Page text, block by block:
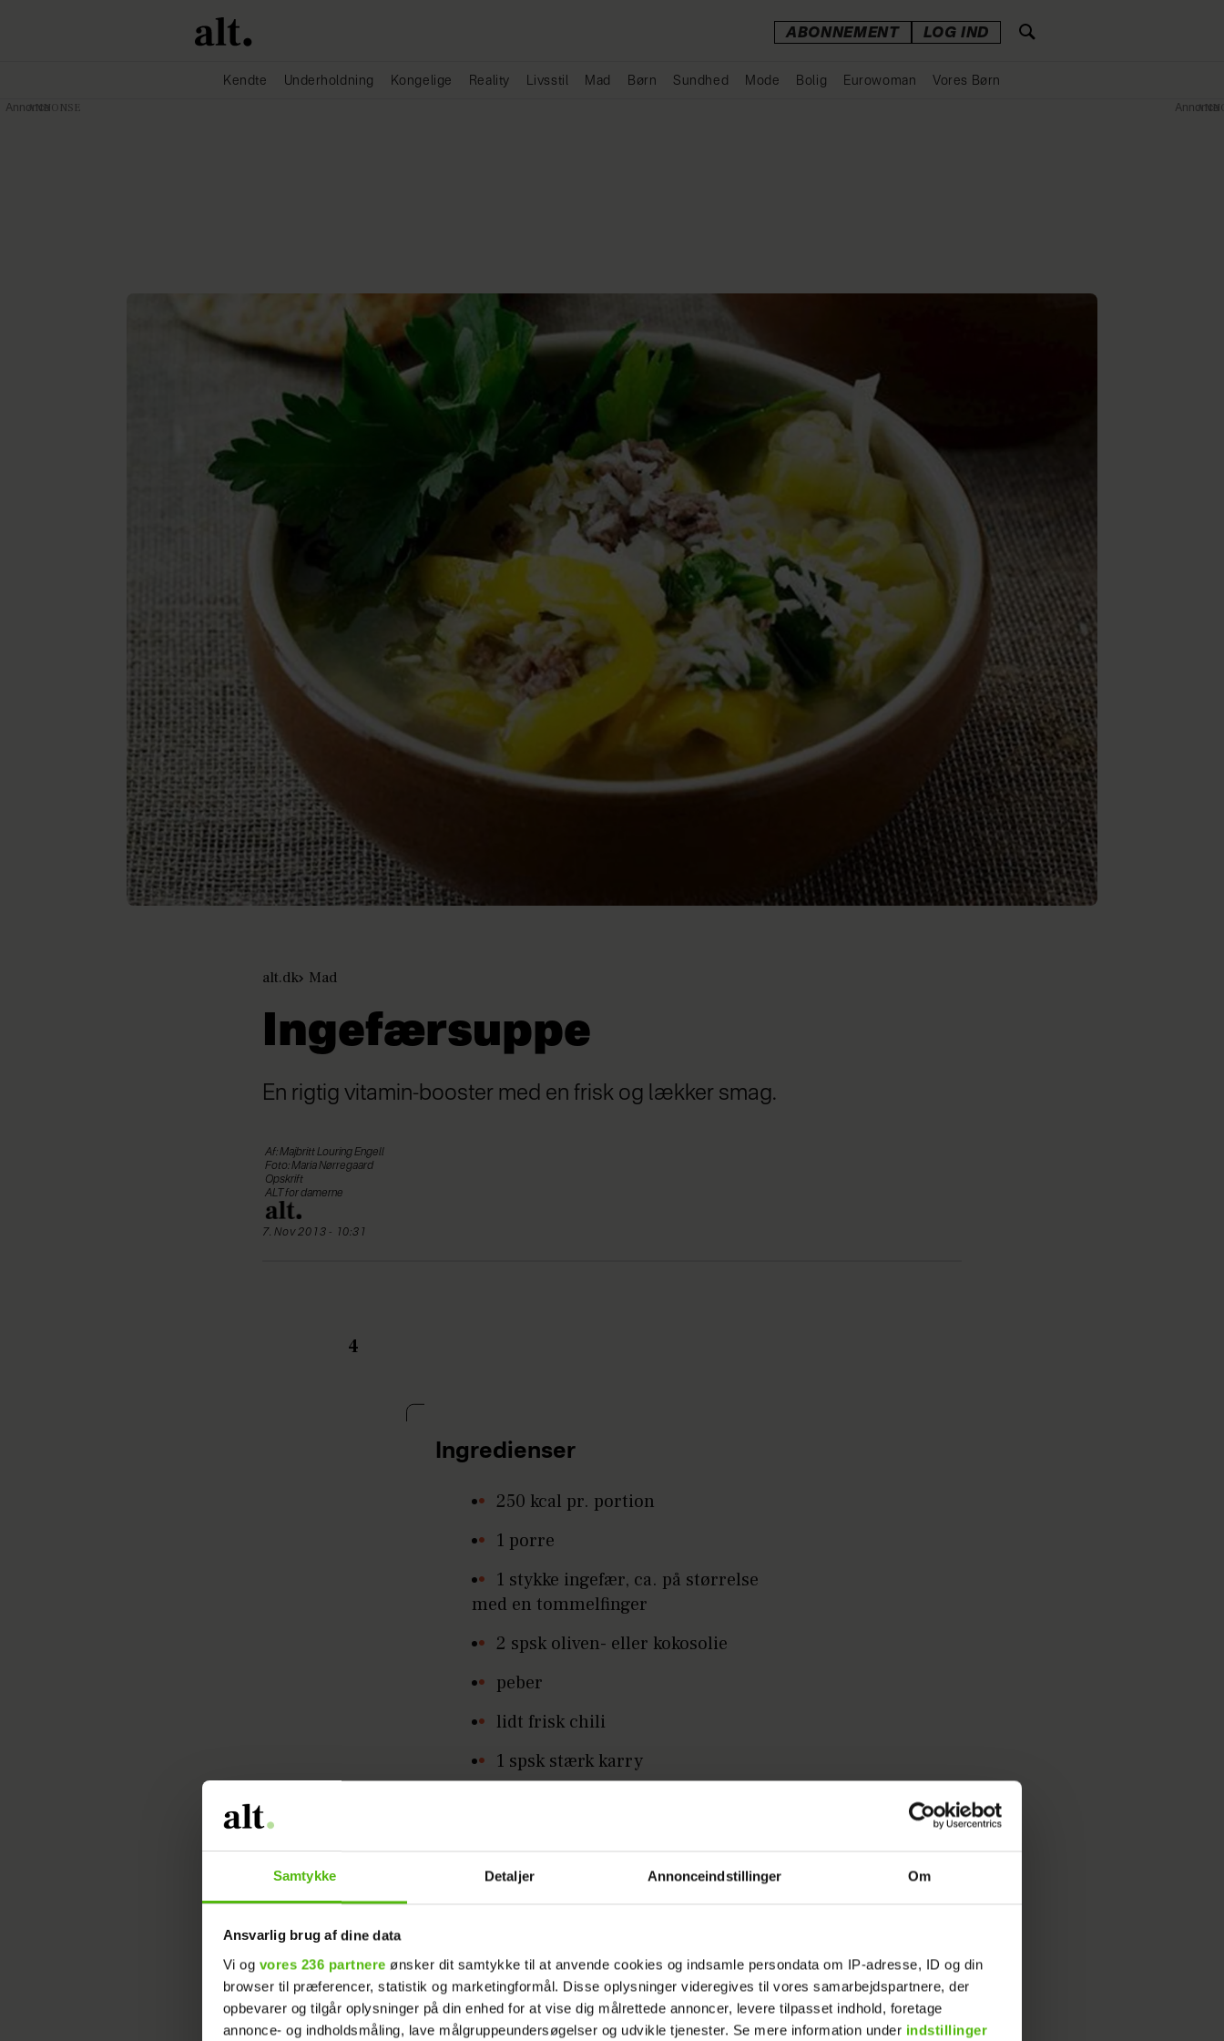
Samtykke Detaljer Annonceindstillinger Om
Ansvarlig brug af dine data
Vi og vores 236 partnere ønsker dit samtykke til at anvende cookies og indsamle persondata om IP-adresse, ID og din
browser til præferencer, statistik og marketingformål. Disse oplysninger videregives til vores samarbejdspartnere, der
opbevarer og tilgår oplysninger på din enhed for at vise dig målrettede annoncer, levere tilpasset indhold, foretage
annonce- og indholdsmåling, lave målgruppeundersøgelser og udvikle tjenester. Se mere information under indstillinger
ABONNEMENT LOG IND
Kendte Underholdning Kongelige Reality Livsstil Mad Børn Sundhed Mode Bolig Eurowoman Vores Børn
alt.dk Mad
Ingefærsuppe
En rigtig vitamin-booster med en frisk og lækker smag.
Af: Majbritt Louring Engell
Foto: Maria Nørregaard
Opskrift
ALT for damerne
7. Nov 2013 - 10:31
4
Ingredienser
250 kcal pr. portion
1 porre
1 stykke ingefær, ca. på størrelse
med en tommelfinger
2 spsk oliven- eller kokosolie
peber
lidt frisk chili
1 spsk stærk karry
600 g hakket oksekød
1 gul peberfrugt
1 l vand
Annonce Annonce